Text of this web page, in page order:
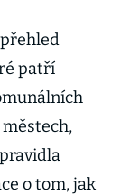
patří
městech,
o tom, jak